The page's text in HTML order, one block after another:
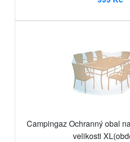
Campingaz Ochranný obal
velikosti